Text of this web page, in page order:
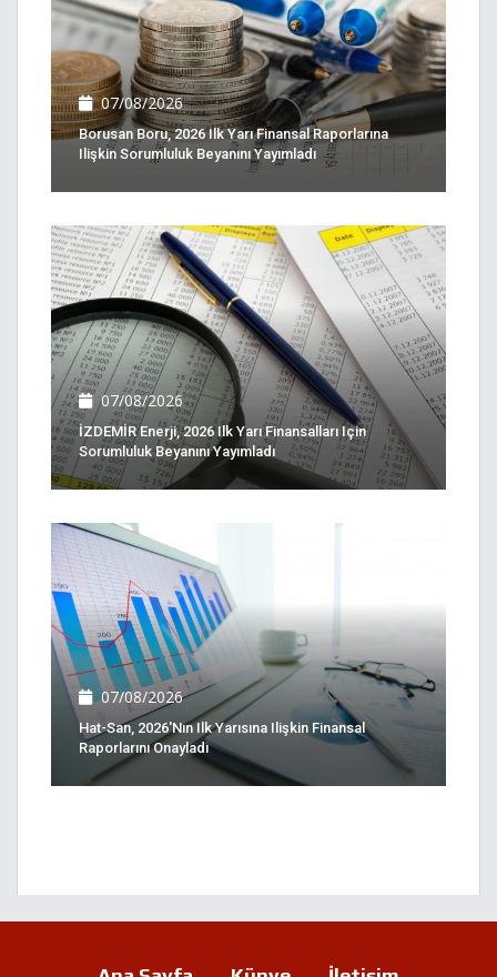
07/08/2026
Borusan Boru, 2026 Ilk Yarı Finansal Raporlarına
Ilişkin Sorumluluk Beyanını Yayımladı
07/08/2026
İZDEMİR Enerji, 2026 Ilk Yarı Finansalları Için
Sorumluluk Beyanını Yayımladı
07/08/2026
Hat-San, 2026'nın Ilk Yarısına Ilişkin Finansal
Raporlarını Onayladı